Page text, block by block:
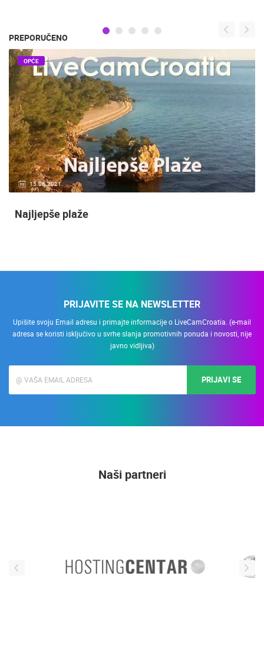
PREPORUČENO
15.06.2021.
OPĆE
Najljepše plaže
PRIJAVITE SE NA NEWSLETTER
Upišite svoju Email adresu i primajte informacije o LiveCamCroatia. (e-mail
adresa se koristi isključivo u svrhe slanja promotivnih ponuda i novosti, nije
javno vidljiva)
PRIJAVI SE
Naši partneri